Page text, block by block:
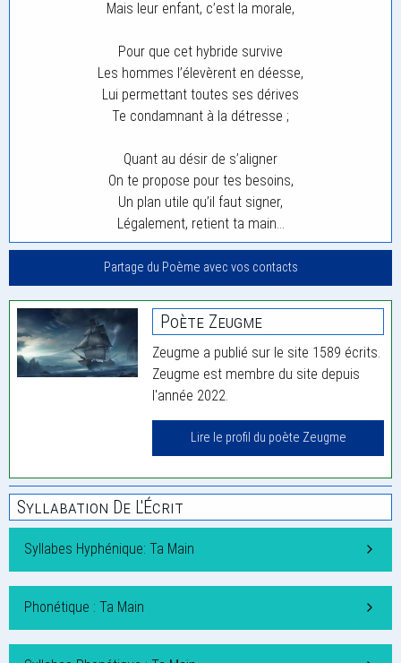
Mais leur enfant, c’est la morale,
Pour que cet hybride survive
Les hommes l’élevèrent en déesse,
Lui permettant toutes ses dérives
Te condamnant à la détresse ;
Quant au désir de s’aligner
On te propose pour tes besoins,
Un plan utile qu’il faut signer,
Légalement, retient ta main…
Partage du Poème avec vos contacts
Poète Zeugme
Zeugme a publié sur le site 1589 écrits.
Zeugme est membre du site depuis
l'année 2022.
Lire le profil du poète Zeugme
Syllabation De L'Écrit
Syllabes Hyphénique: Ta Main
Phonétique : Ta Main